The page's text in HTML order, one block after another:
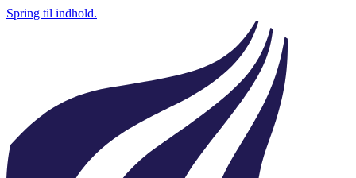
Spring til indhold.